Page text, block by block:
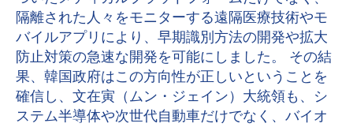
隔離された人々をモニターする遠隔医療技術やモ
バイルアプリにより、早期識別方法の開発や拡大
防止対策の急速な開発を可能にしました。 その結
果、韓国政府はこの方向性が正しいということを
確信し、文在寅（ムン・ジェイン）大統領も、シ
ステム半導体や次世代自動車だけでなく、バイオ